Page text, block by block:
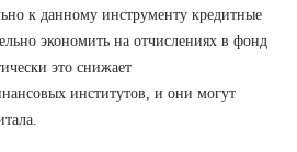
к данному инструменту кредитные
экономить на отчислениях в фонд
это снижает
институтов, и они могут